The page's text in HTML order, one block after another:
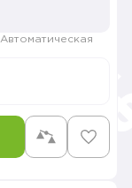
Автоматическая